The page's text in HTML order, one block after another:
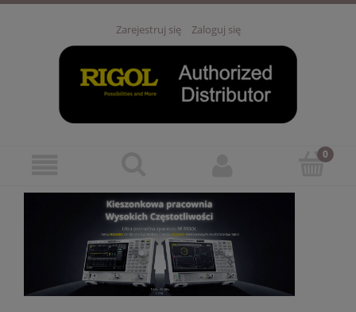
Zarejestruj się Zaloguj się